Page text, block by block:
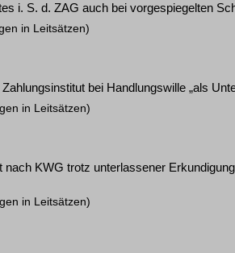
i. S. d. ZAG auch bei vorgespiegelten
in Leitsätzen)
bei Handlungswille „als
in Leitsätzen)
KWG trotz unterlassener
in Leitsätzen)